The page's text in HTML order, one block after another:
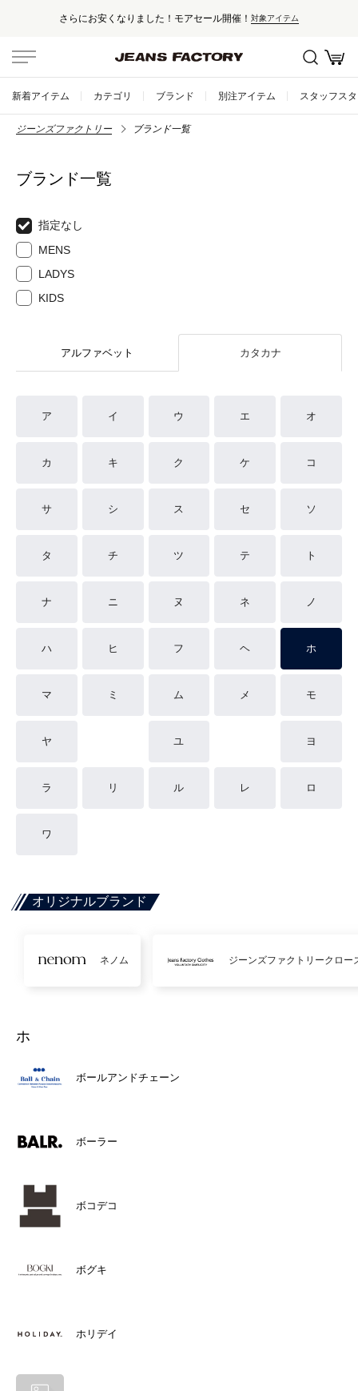
さらにお安くなりました！モアセール開催！ 対象アイテム
新着アイテム カテゴリ ブランド 別注アイテム スタッフス
ジーンズファクトリー ブランド一覧
ブランド一覧
指定なし
MENS
LADYS
KIDS
アルファベット カタカナ
ア イ ウ エ オ
カ キ ク ケ コ
サ シ ス セ ソ
タ チ ツ テ ト
ナ ニ ヌ ネ ノ
ハ ヒ フ ヘ ホ
マ ミ ム メ モ
ヤ ユ ヨ
ラ リ ル レ ロ
ワ
オリジナルブランド
ネノム ジーンズファクトリークロー
ホ
ボールアンドチェーン
ボーラー
ボコデコ
ボグキ
ホリデイ